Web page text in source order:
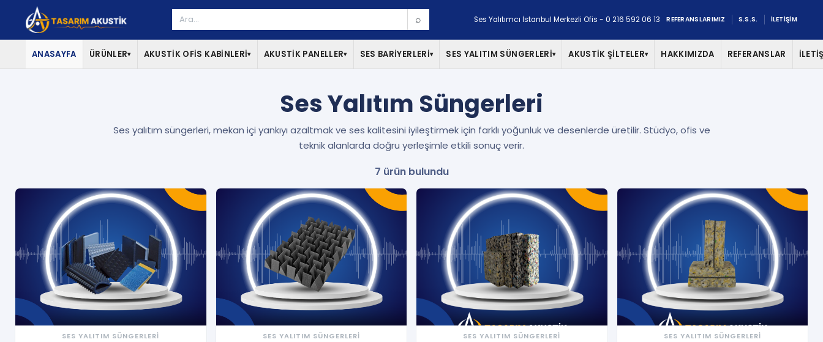
⌕ Ses Yalıtımcı İstanbul Merkezli Ofis - 0 216 592 06 13 REFERANSLARIMIZ S.S.S. İLETİŞİM
ANASAYFA ÜRÜNLER▾ AKUSTİK OFİS KABİNLERİ▾ AKUSTİK PANELLER▾ SES BARİYERLERİ▾ SES YALITIM SÜNGERLERİ▾ AKUSTİK ŞİLTELER▾ HAKKIMIZDA REFERANSLAR
Ses Yalıtım Süngerleri
Ses yalıtım süngerleri, mekan içi yankıyı azaltmak ve ses kalitesini iyileştirmek için farklı yoğunluk ve desenlerde üretilir. Stüdyo, ofis ve
teknik alanlarda doğru yerleşimle etkili sonuç verir.
7 ürün bulundu
SES YALITIM SÜNGERLERİ SES YALITIM SÜNGERLERİ SES YALITIM SÜNGERLERİ SES YALITIM SÜNGERLERİ